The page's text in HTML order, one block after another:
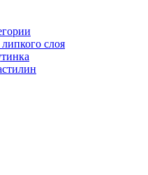
слоя